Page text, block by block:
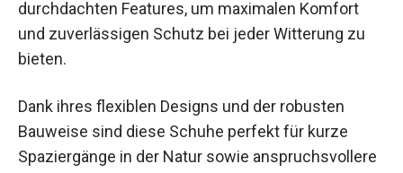
durchdachten Features, um maximalen Komfort
und zuverlässigen Schutz bei jeder Witterung zu
bieten.
Dank ihres flexiblen Designs und der robusten
Bauweise sind diese Schuhe perfekt für kurze
Spaziergänge in der Natur sowie